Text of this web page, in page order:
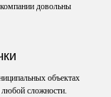
довольны
объектах
любой сложности.